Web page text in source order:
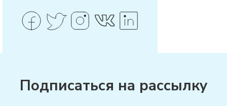
Подписаться на рассылку